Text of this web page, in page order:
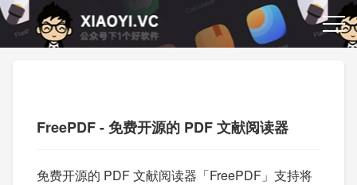
FreePDF - 免费开源的 PDF 文献阅读器
免费开源的 PDF 文献阅读器「FreePDF」支持将